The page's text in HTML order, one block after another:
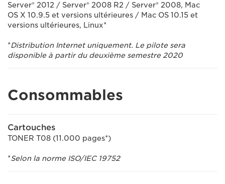
Server® 2012 / Server® 2008 R2 / Server® 2008, Mac
OS X 10.9.5 et versions ultérieures / Mac OS 10.15 et
versions ultérieures, Linux*
*Distribution Internet uniquement. Le pilote sera
disponible à partir du deuxième semestre 2020
Consommables
Cartouches
TONER T08 (11.000 pages*)
*Selon la norme ISO/IEC 19752